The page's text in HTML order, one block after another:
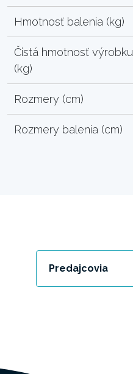
Hmotnosť balenia (kg)
Čistá hmotnosť výrobku
(kg)
Rozmery (cm)
Rozmery balenia (cm)
Predajcovia